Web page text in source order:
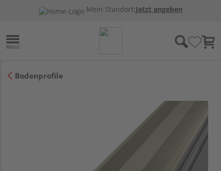
Mein Standort:Jetzt angeben
Bodenprofile